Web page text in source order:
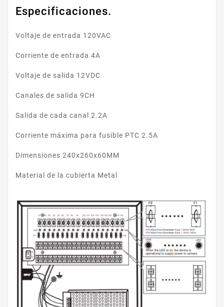
Especificaciones.
Voltaje de entrada 120VAC
Corriente de entrada 4A
Voltaje de salida 12VDC
Canales de salida 9CH
Salida de cada canal 2.2A
Corriente máxima para fusible PTC 2.5А
Dimensiones 240х260х60MM
Material de la cubierta Metal